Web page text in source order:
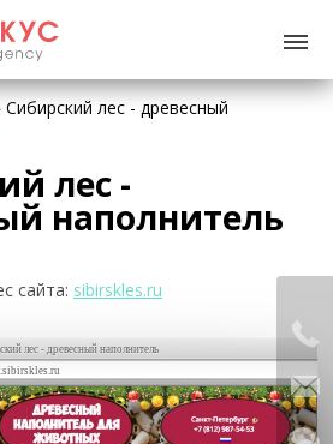
Сибирский лес - древесный
лес -
наполнитель
сайта: sibirskles.ru
лес - древесный наполнитель